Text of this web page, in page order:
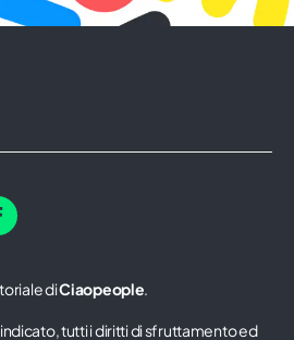
diCiaopeople.
tutti i diritti di sfruttamento ed